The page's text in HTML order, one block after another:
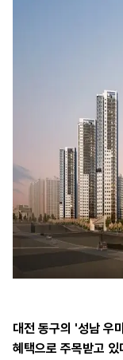
대전 동구의 '성남 우
혜택으로 주목받고